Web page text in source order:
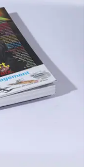
– Art, Paix,